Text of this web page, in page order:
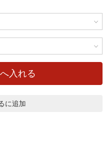
入れる
に追加